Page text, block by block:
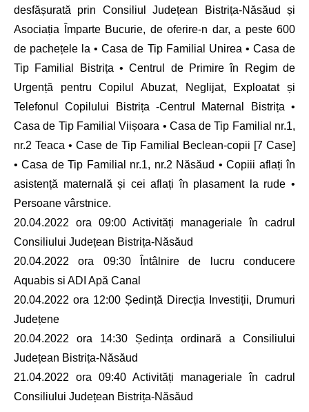
desfășurată prin Consiliul Județean Bistrița-Năsăud și
Asociația Împarte Bucurie, de oferire-n dar, a peste 600
de pachețele la • Casa de Tip Familial Unirea • Casa de
Tip Familial Bistrița • Centrul de Primire în Regim de
Urgență pentru Copilul Abuzat, Neglijat, Exploatat și
Telefonul Copilului Bistrița -Centrul Maternal Bistrița •
Casa de Tip Familial Viișoara • Casa de Tip Familial nr.1,
nr.2 Teaca • Case de Tip Familial Beclean-copii [7 Case]
• Casa de Tip Familial nr.1, nr.2 Năsăud • Copiii aflați în
asistență maternală și cei aflați în plasament la rude •
Persoane vârstnice.
20.04.2022 ora 09:00 Activități manageriale în cadrul
Consiliului Județean Bistrița-Năsăud
20.04.2022 ora 09:30 Întâlnire de lucru conducere
Aquabis si ADI Apă Canal
20.04.2022 ora 12:00 Ședință Direcția Investiții, Drumuri
Județene
20.04.2022 ora 14:30 Ședința ordinară a Consiliului
Județean Bistrița-Năsăud
21.04.2022 ora 09:40 Activități manageriale în cadrul
Consiliului Județean Bistrița-Năsăud